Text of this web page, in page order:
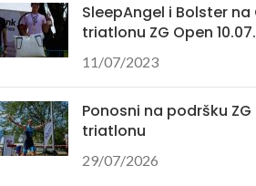
SleepAngel i Bolster
triatlonu ZG Open
11/07/2023
Ponosni na podršku
triatlonu
29/07/2026